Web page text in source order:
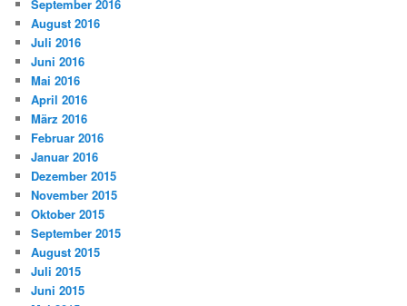
September 2016
August 2016
Juli 2016
Juni 2016
Mai 2016
April 2016
März 2016
Februar 2016
Januar 2016
Dezember 2015
November 2015
Oktober 2015
September 2015
August 2015
Juli 2015
Juni 2015